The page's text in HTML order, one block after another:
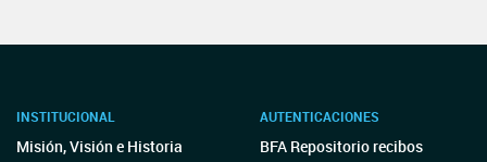
INSTITUCIONAL
Misión, Visión e Historia
AUTENTICACIONES
BFA Repositorio recibos